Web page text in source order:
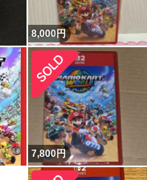
8,000円
7,800円